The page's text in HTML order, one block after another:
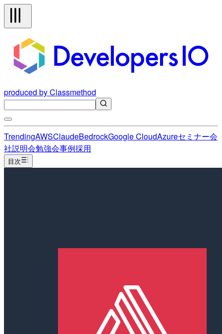
produced by Classmethod
TrendingAWSClaudeBedrockGoogle CloudAzureセミナー会
社説明会勉強会事例採用
目次